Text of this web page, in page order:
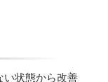
状態から改善